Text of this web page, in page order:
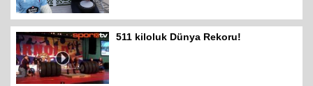
511 kiloluk Dünya Rekoru!